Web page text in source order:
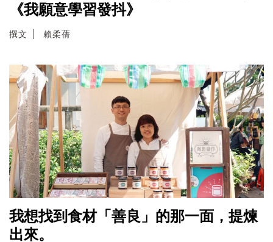
《我願意學習發抖》
撰文 賴柔蒨
我想找到食材「善良」的那一面，提煉
出來。